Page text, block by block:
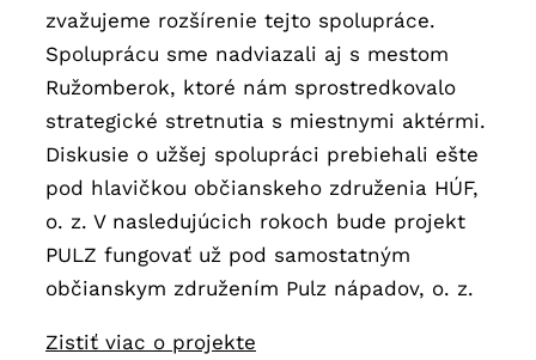
zvažujeme rozšírenie tejto spolupráce.
Spoluprácu sme nadviazali aj s mestom
Ružomberok, ktoré nám sprostredkovalo
strategické stretnutia s miestnymi aktérmi.
Diskusie o užšej spolupráci prebiehali ešte
pod hlavičkou občianskeho združenia HÚF,
o. z. V nasledujúcich rokoch bude projekt
PULZ fungovať už pod samostatným
občianskym združením Pulz nápadov, o. z.
Zistiť viac o projekte